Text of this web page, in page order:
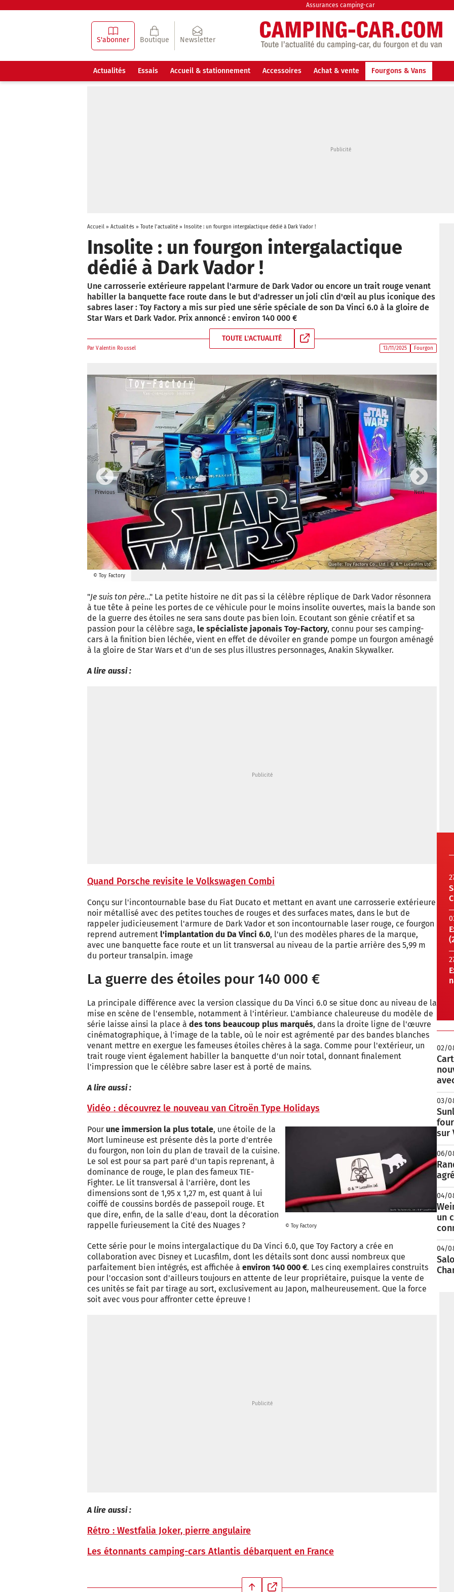
Assurances camping-car
S'abonner Boutique Newsletter
Actualités Essais Accueil & stationnement Accessoires Achat & vente Fourgons & Vans
Accueil» Actualités» Toute l'actualité » Insolite : un fourgon intergalactique dédié à Dark Vador !
Insolite : un fourgon intergalactique
dédié à Dark Vador !
Une carrosserie extérieure rappelant l'armure de Dark Vador ou encore un trait rouge venant
habiller la banquette face route dans le but d'adresser un joli clin d'œil au plus iconique des
sabres laser : Toy Factory a mis sur pied une série spéciale de son Da Vinci 6.0 à la gloire de
Star Wars et Dark Vador. Prix annoncé : environ 140 000 €
TOUTE L'ACTUALITÉ
ParValentin Roussel 13/11/2025 Fourgon
Previous
© Toy Factory
Next
"Je suis ton père…" La petite histoire ne dit pas si la célèbre réplique de Dark Vador résonnera
à tue tête à peine les portes de ce véhicule pour le moins insolite ouvertes, mais la bande son
de la guerre des étoiles ne sera sans doute pas bien loin. Ecoutant son génie créatif et sa
passion pour la célèbre saga, le spécialiste japonais Toy-Factory, connu pour ses camping-
cars à la finition bien léchée, vient en effet de dévoiler en grande pompe un fourgon aménagé
à la gloire de Star Wars et d'un de ses plus illustres personnages, Anakin Skywalker.
A lire aussi :
Quand Porsche revisite le Volkswagen Combi
Conçu sur l'incontournable base du Fiat Ducato et mettant en avant une carrosserie extérieure
noir métallisé avec des petites touches de rouges et des surfaces mates, dans le but de
rappeler judicieusement l'armure de Dark Vador et son incontournable laser rouge, ce fourgon
reprend autrement l'implantation du Da Vinci 6.0, l'un des modèles phares de la marque,
avec une banquette face route et un lit transversal au niveau de la partie arrière des 5,99 m
du porteur transalpin. image
La guerre des étoiles pour 140 000 €
La principale différence avec la version classique du Da Vinci 6.0 se situe donc au niveau de la
mise en scène de l'ensemble, notamment à l'intérieur. L'ambiance chaleureuse du modèle de
série laisse ainsi la place à des tons beaucoup plus marqués, dans la droite ligne de l'œuvre
cinématographique, à l'image de la table, où le noir est agrémenté par des bandes blanches
venant mettre en exergue les fameuses étoiles chères à la saga. Comme pour l'extérieur, un
trait rouge vient également habiller la banquette d'un noir total, donnant finalement
l'impression que le célèbre sabre laser est à porté de mains.
A lire aussi :
Vidéo : découvrez le nouveau van Citroën Type Holidays
© Toy Factory
Pour une immersion la plus totale, une étoile de la
Mort lumineuse est présente dès la porte d'entrée
du fourgon, non loin du plan de travail de la cuisine.
Le sol est pour sa part paré d'un tapis reprenant, à
dominance de rouge, le plan des fameux TIE-
Fighter. Le lit transversal à l'arrière, dont les
dimensions sont de 1,95 x 1,27 m, est quant à lui
coiffé de coussins bordés de passepoil rouge. Et
que dire, enfin, de la salle d'eau, dont la décoration
rappelle furieusement la Cité des Nuages ?
Cette série pour le moins intergalactique du Da Vinci 6.0, que Toy Factory a crée en
collaboration avec Disney et Lucasfilm, dont les détails sont donc aussi nombreux que
parfaitement bien intégrés, est affichée à environ 140 000 €. Les cinq exemplaires construits
pour l'occasion sont d'ailleurs toujours en attente de leur propriétaire, puisque la vente de
ces unités se fait par tirage au sort, exclusivement au Japon, malheureusement. Que la force
soit avec vous pour affronter cette épreuve !
A lire aussi :
Rétro : Westfalia Joker, pierre angulaire
Les étonnants camping-cars Atlantis débarquent en France
02/
03/
sur
06/
04/
un
04/